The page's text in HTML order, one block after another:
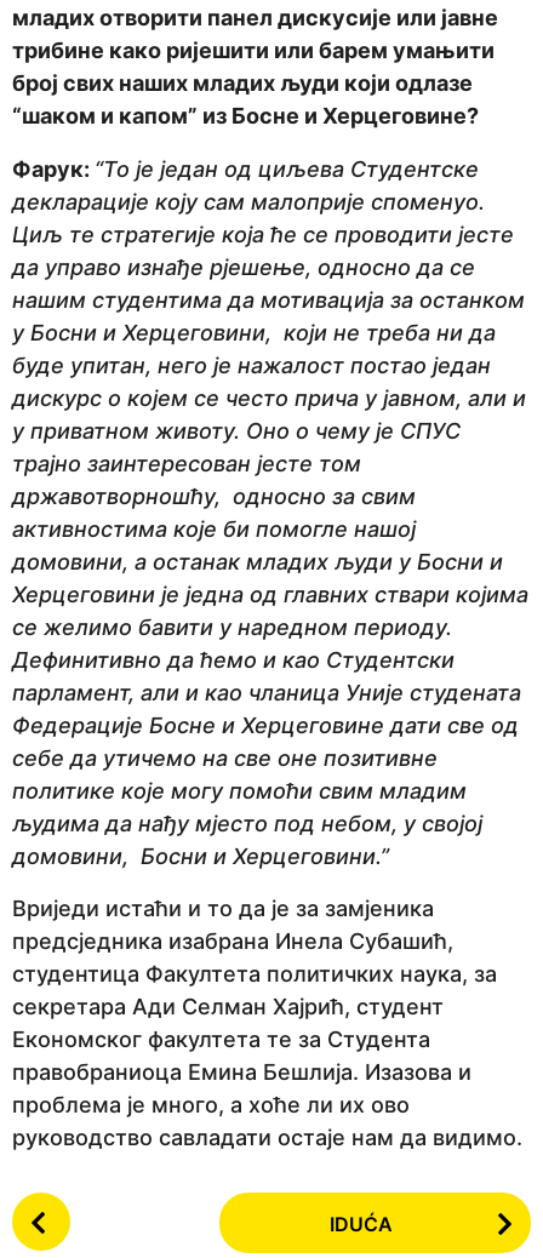
младих отворити панел дискусије или јавне
трибине како ријешити или барем умањити
број свих наших младих људи који одлазе
“шаком и капом” из Босне и Херцеговине?
Фарук: “То је један од циљева Студентске
декларације коју сам малоприје споменуо.
Циљ те стратегије која ће се проводити јесте
да управо изнађе рјешење, односно да се
нашим студентима да мотивација за останком
у Босни и Херцеговини, који не треба ни да
буде упитан, него је нажалост постао један
дискурс о којем се често прича у јавном, али и
у приватном животу. Оно о чему је СПУС
трајно заинтересован јесте том
државотворношћу, односно за свим
активностима које би помогле нашој
домовини, а останак младих људи у Босни и
Херцеговини је једна од главних ствари којима
се желимо бавити у наредном периоду.
Дефинитивно да ћемо и као Студентски
парламент, али и као чланица Уније студената
Федерације Босне и Херцеговине дати све од
себе да утичемо на све оне позитивне
политике које могу помоћи свим младим
људима да нађу мјесто под небом, у својој
домовини, Босни и Херцеговини.”
Вриједи истаћи и то да је за замјеника
предсједника изабрана Инела Субашић,
студентица Факултета политичких наука, за
секретара Ади Селман Хајрић, студент
Економског факултета те за Студента
правобраниоца Емина Бешлија. Изазова и
проблема је много, а хоће ли их ово
руководство савладати остаје нам да видимо.
P
o
IDUĆA